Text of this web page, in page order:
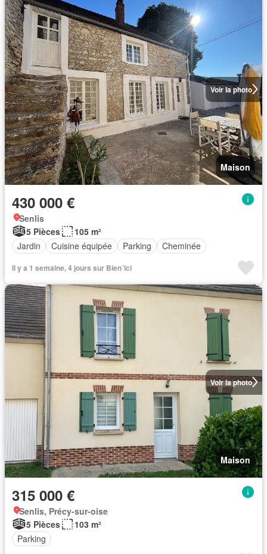
Voir la photo
Maison
430 000 €
Senlis
5 Pièces
105 m²
Jardin
Cuisine équipée Parking Cheminée
Il y a 1 semaine, 4 jours sur Bien´ici
Voir la photo
Maison
315 000 €
Senlis, Précy-sur-oise
5 Pièces
103 m²
Parking